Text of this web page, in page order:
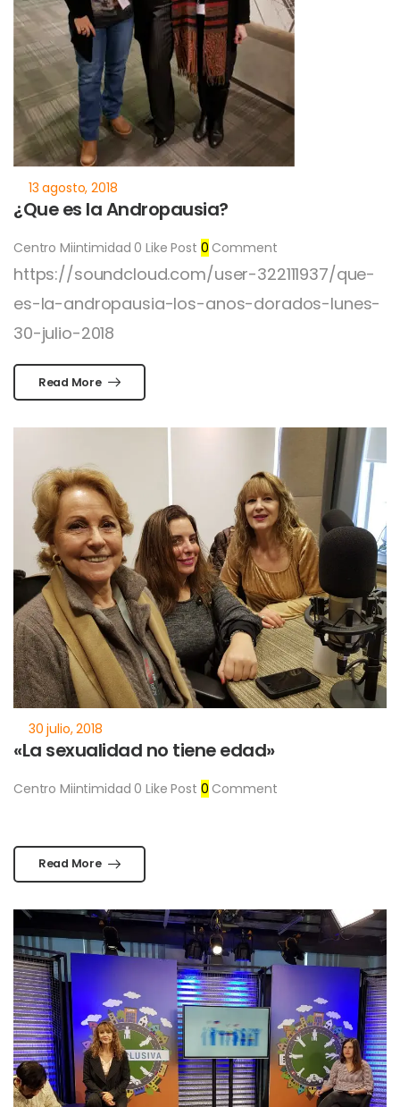
¿Que es la Andropausia?
Centro Miintimidad 0 Like Post 0 Comment
https://soundcloud.com/user-322111937/que-
es-la-andropausia-los-anos-dorados-lunes-
30-julio-2018
Read More
«La sexualidad no tiene edad»
Centro Miintimidad 0 Like Post 0 Comment
Read More